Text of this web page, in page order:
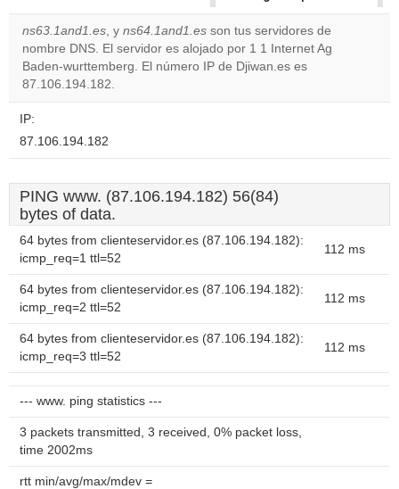
correctly.
Do you
own this
ns63.1and1.es, y ns64.1and1.es son tus servidores de
nombre DNS. El servidor es alojado por 1 1 Internet Ag
Baden-wurttemberg. El número IP de Djiwan.es es
87.106.194.182.
IP:
87.106.194.182
PING www. (87.106.194.182) 56(84)
bytes of data.
64 bytes from clienteservidor.es (87.106.194.182):
icmp_req=1 ttl=52
112 ms
64 bytes from clienteservidor.es (87.106.194.182):
icmp_req=2 ttl=52
112 ms
64 bytes from clienteservidor.es (87.106.194.182):
icmp_req=3 ttl=52
112 ms
--- www. ping statistics ---
3 packets transmitted, 3 received, 0% packet loss,
time 2002ms
rtt min/avg/max/mdev =